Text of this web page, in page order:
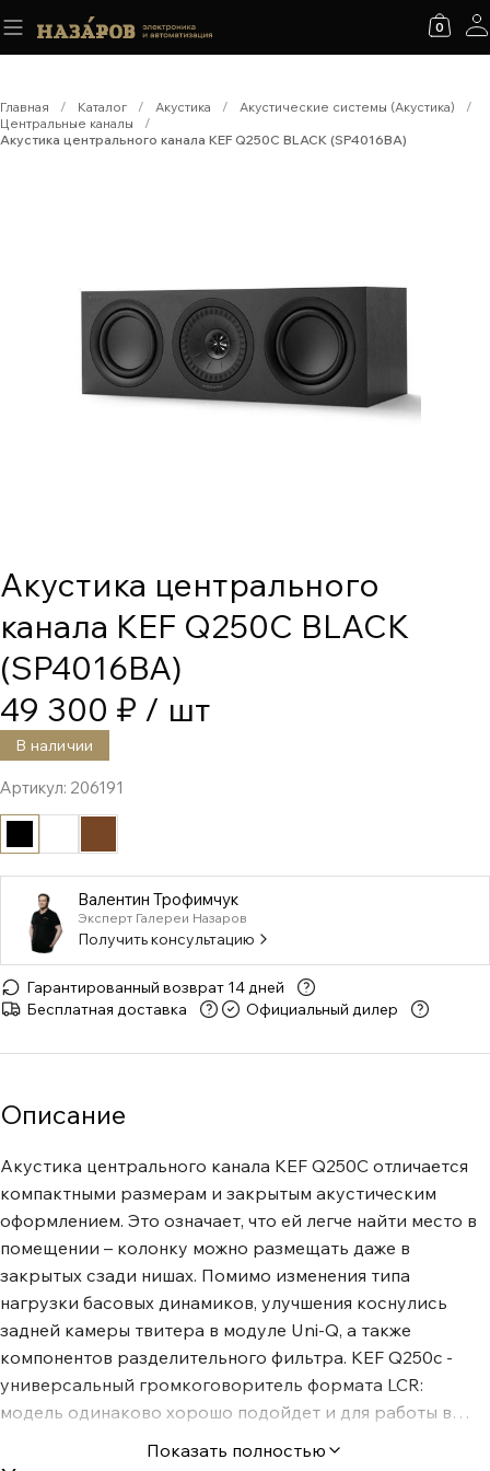
0
Главная / Каталог / Акустика / Акустические системы (Акустика)
/
Центральные каналы
/
Акустика центрального канала KEF Q250C BLACK (SP4016BA)
Акустика центрального
канала KEF Q250C BLACK
(SP4016BA)
49 300 ₽ / шт
В наличии
Артикул: 206191
Валентин Трофимчук
Эксперт Галереи Назаров
Получить консультацию
Гарантированный возврат 14 дней
Бесплатная доставка
Официальный дилер
Описание
Акустика центрального канала KEF Q250C отличается
компактными размерам и закрытым акустическим
оформлением. Это означает, что ей легче найти место в
помещении – колонку можно размещать даже в
закрытых сзади нишах. Помимо изменения типа
нагрузки басовых динамиков, улучшения коснулись
задней камеры твитера в модуле Uni-Q, а также
компонентов разделительного фильтра. KEF Q250c -
универсальный громкоговоритель формата LCR:
модель одинаково хорошо подойдет и для работы в
качестве центрального канала, а также - в виде
фронтальных колонок. У колонки симметричная
Показать полностью